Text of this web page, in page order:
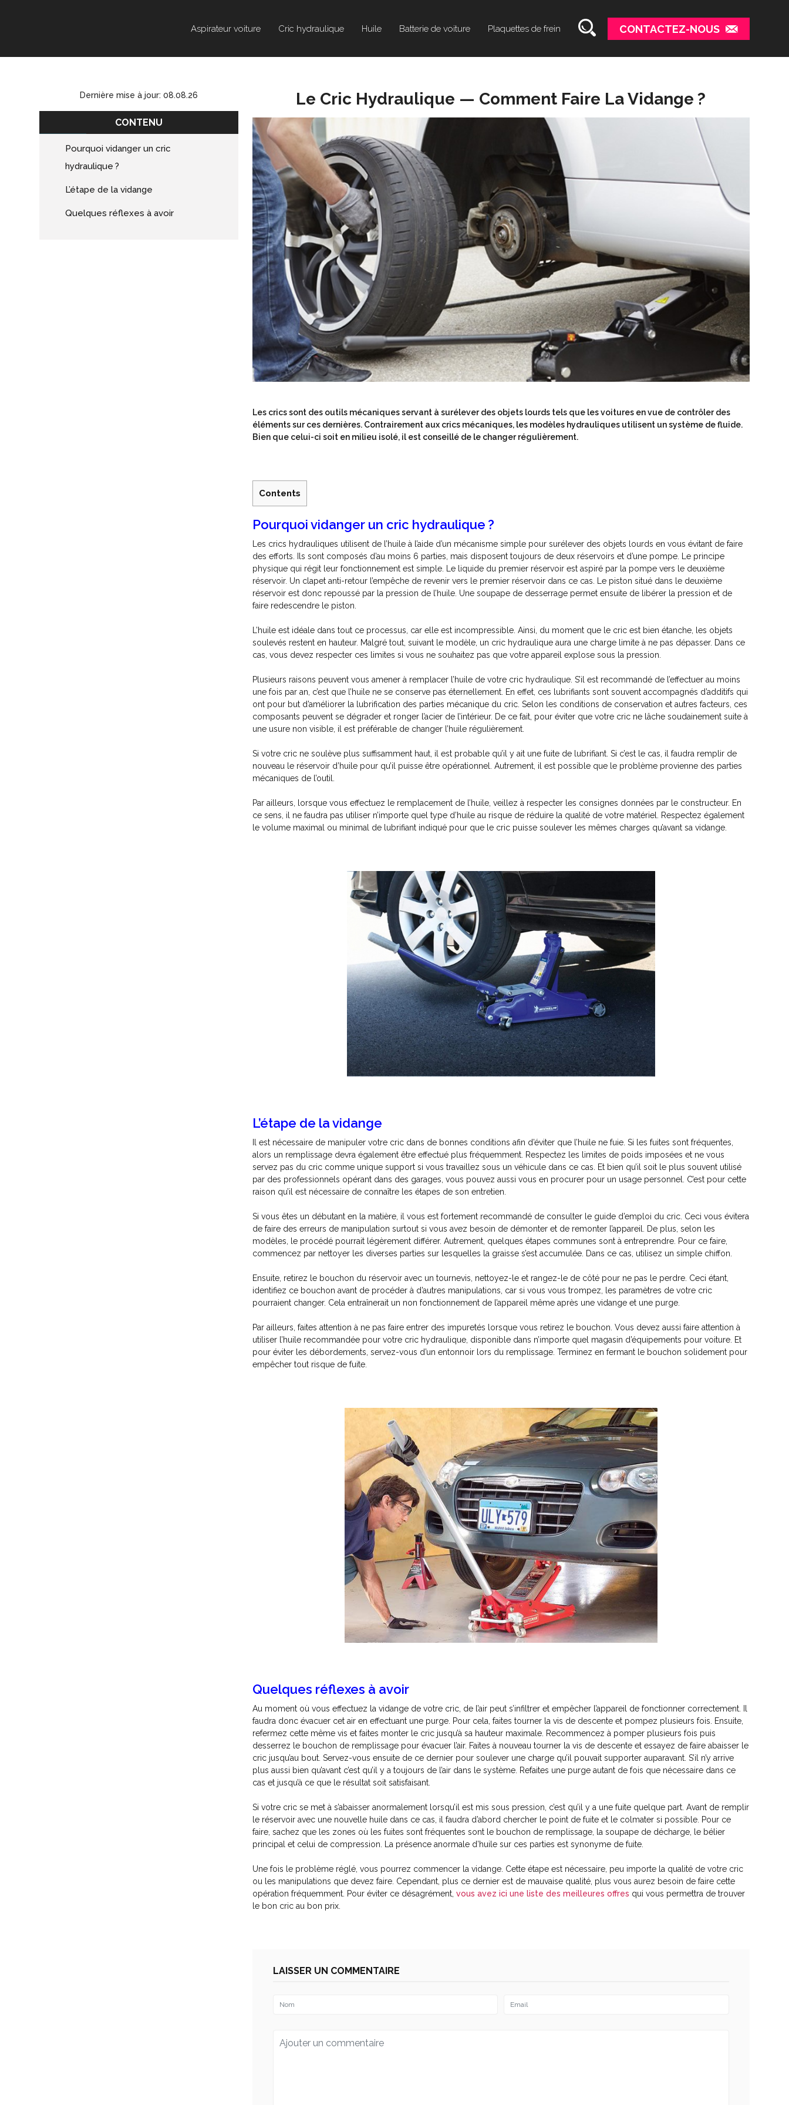
Aspirateur voiture Cric hydraulique Huile Batterie de voiture Plaquettes de frein CONTACTEZ-NOUS
Dernière mise à jour: 08.08.26
CONTENU
Pourquoi vidanger un cric
hydraulique ?
L’étape de la vidange
Quelques réflexes à avoir
Le Cric Hydraulique — Comment Faire La Vidange ?
Les crics sont des outils mécaniques servant à surélever des objets lourds tels que les voitures en vue de contrôler des
éléments sur ces dernières. Contrairement aux crics mécaniques, les modèles hydrauliques utilisent un système de fluide.
Bien que celui-ci soit en milieu isolé, il est conseillé de le changer régulièrement.
Contents
Pourquoi vidanger un cric hydraulique ?
Les crics hydrauliques utilisent de l’huile à l’aide d’un mécanisme simple pour surélever des objets lourds en vous évitant de faire
des efforts. Ils sont composés d’au moins 6 parties, mais disposent toujours de deux réservoirs et d’une pompe. Le principe
physique qui régit leur fonctionnement est simple. Le liquide du premier réservoir est aspiré par la pompe vers le deuxième
réservoir. Un clapet anti-retour l’empêche de revenir vers le premier réservoir dans ce cas. Le piston situé dans le deuxième
réservoir est donc repoussé par la pression de l’huile. Une soupape de desserrage permet ensuite de libérer la pression et de
faire redescendre le piston.
L’huile est idéale dans tout ce processus, car elle est incompressible. Ainsi, du moment que le cric est bien étanche, les objets
soulevés restent en hauteur. Malgré tout, suivant le modèle, un cric hydraulique aura une charge limite à ne pas dépasser. Dans ce
cas, vous devez respecter ces limites si vous ne souhaitez pas que votre appareil explose sous la pression.
Plusieurs raisons peuvent vous amener à remplacer l’huile de votre cric hydraulique. S’il est recommandé de l’effectuer au moins
une fois par an, c’est que l’huile ne se conserve pas éternellement. En effet, ces lubrifiants sont souvent accompagnés d’additifs qui
ont pour but d’améliorer la lubrification des parties mécanique du cric. Selon les conditions de conservation et autres facteurs, ces
composants peuvent se dégrader et ronger l’acier de l’intérieur. De ce fait, pour éviter que votre cric ne lâche soudainement suite à
une usure non visible, il est préférable de changer l’huile régulièrement.
Si votre cric ne soulève plus suffisamment haut, il est probable qu’il y ait une fuite de lubrifiant. Si c’est le cas, il faudra remplir de
nouveau le réservoir d’huile pour qu’il puisse être opérationnel. Autrement, il est possible que le problème provienne des parties
mécaniques de l’outil.
Par ailleurs, lorsque vous effectuez le remplacement de l’huile, veillez à respecter les consignes données par le constructeur. En
ce sens, il ne faudra pas utiliser n’importe quel type d’huile au risque de réduire la qualité de votre matériel. Respectez également
le volume maximal ou minimal de lubrifiant indiqué pour que le cric puisse soulever les mêmes charges qu’avant sa vidange.
L’étape de la vidange
Il est nécessaire de manipuler votre cric dans de bonnes conditions afin d’éviter que l’huile ne fuie. Si les fuites sont fréquentes,
alors un remplissage devra également être effectué plus fréquemment. Respectez les limites de poids imposées et ne vous
servez pas du cric comme unique support si vous travaillez sous un véhicule dans ce cas. Et bien qu’il soit le plus souvent utilisé
par des professionnels opérant dans des garages, vous pouvez aussi vous en procurer pour un usage personnel. C’est pour cette
raison qu’il est nécessaire de connaître les étapes de son entretien.
Si vous êtes un débutant en la matière, il vous est fortement recommandé de consulter le guide d’emploi du cric. Ceci vous évitera
de faire des erreurs de manipulation surtout si vous avez besoin de démonter et de remonter l’appareil. De plus, selon les
modèles, le procédé pourrait légèrement différer. Autrement, quelques étapes communes sont à entreprendre. Pour ce faire,
commencez par nettoyer les diverses parties sur lesquelles la graisse s’est accumulée. Dans ce cas, utilisez un simple chiffon.
Ensuite, retirez le bouchon du réservoir avec un tournevis, nettoyez-le et rangez-le de côté pour ne pas le perdre. Ceci étant,
identifiez ce bouchon avant de procéder à d’autres manipulations, car si vous vous trompez, les paramètres de votre cric
pourraient changer. Cela entraînerait un non fonctionnement de l’appareil même après une vidange et une purge.
Par ailleurs, faites attention à ne pas faire entrer des impuretés lorsque vous retirez le bouchon. Vous devez aussi faire attention à
utiliser l’huile recommandée pour votre cric hydraulique, disponible dans n’importe quel magasin d’équipements pour voiture. Et
pour éviter les débordements, servez-vous d’un entonnoir lors du remplissage. Terminez en fermant le bouchon solidement pour
empêcher tout risque de fuite.
Quelques réflexes à avoir
Au moment où vous effectuez la vidange de votre cric, de l’air peut s’infiltrer et empêcher l’appareil de fonctionner correctement. Il
faudra donc évacuer cet air en effectuant une purge. Pour cela, faites tourner la vis de descente et pompez plusieurs fois. Ensuite,
refermez cette même vis et faites monter le cric jusqu’à sa hauteur maximale. Recommencez à pomper plusieurs fois puis
desserrez le bouchon de remplissage pour évacuer l’air. Faites à nouveau tourner la vis de descente et essayez de faire abaisser le
cric jusqu’au bout. Servez-vous ensuite de ce dernier pour soulever une charge qu’il pouvait supporter auparavant. S’il n’y arrive
plus aussi bien qu’avant c’est qu’il y a toujours de l’air dans le système. Refaites une purge autant de fois que nécessaire dans ce
cas et jusqu’à ce que le résultat soit satisfaisant.
Si votre cric se met à s’abaisser anormalement lorsqu’il est mis sous pression, c’est qu’il y a une fuite quelque part. Avant de remplir
le réservoir avec une nouvelle huile dans ce cas, il faudra d’abord chercher le point de fuite et le colmater si possible. Pour ce
faire, sachez que les zones où les fuites sont fréquentes sont le bouchon de remplissage, la soupape de décharge, le bélier
principal et celui de compression. La présence anormale d’huile sur ces parties est synonyme de fuite.
Une fois le problème réglé, vous pourrez commencer la vidange. Cette étape est nécessaire, peu importe la qualité de votre cric
ou les manipulations que devez faire. Cependant, plus ce dernier est de mauvaise qualité, plus vous aurez besoin de faire cette
opération fréquemment. Pour éviter ce désagrément,vous avez ici une liste des meilleures offres qui vous permettra de trouver
le bon cric au bon prix.
LAISSER UN COMMENTAIRE